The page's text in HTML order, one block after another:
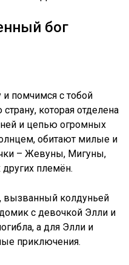
бог
помчимся с тобой
которая отделена
и цепью огромных
обитают милые и
– Жевуны, Мигуны,
племён.
вызванный колдуньей
с девочкой Элли и
а для Элли и
приключения.